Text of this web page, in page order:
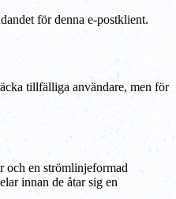
för denna e-postklient.
tillfälliga användare, men för
och en strömlinjeformad
innan de åtar sig en